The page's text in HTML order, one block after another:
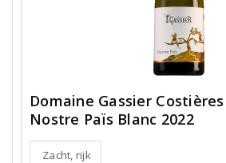
Domaine Gassier
Nostre Païs Blanc 2022
Zacht, rijk